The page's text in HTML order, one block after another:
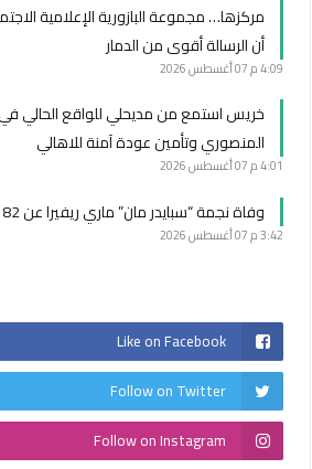
مركزها… مجموعة البازورية الإعلامية
أن الرسالة أقوى من الدمار
4:09 م 07 أغسطس 2026
خريس استمع من مديحلي للواقع الحالي
المنصوري وتأمين عودة آمنة للاهالي
4:01 م 07 أغسطس 2026
وفاة نجمة “سبايدر مان” ماري ريفيرا عن 82 عامًا
3:42 م 07 أغسطس 2026
Like on Facebook
Follow on Twitter
Follow on Instagram